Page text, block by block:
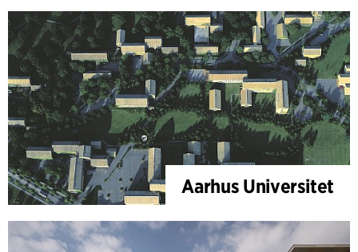
Aarhus Universitet